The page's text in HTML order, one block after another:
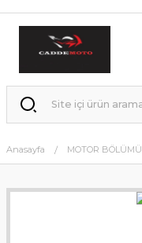
Anasayfa MOTOR BÖLÜMÜ